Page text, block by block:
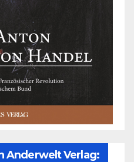
Anderwelt Verlag: